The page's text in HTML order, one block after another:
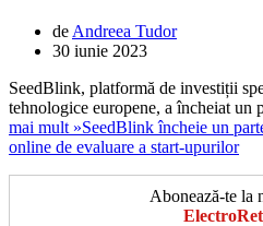
de Andreea Tudor
30 iunie 2023
SeedBlink, platformă de investiții
tehnologice europene, a încheiat un
mai mult »SeedBlink încheie un
online de evaluare a start-upurilor
Abonează-te la